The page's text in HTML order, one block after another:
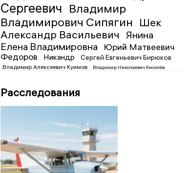
Сергеевич Владимир
Владимирович Сипягин Шек
Александр Васильевич
Янина
Елена Владимировна
Юрий Матвеевич
Федоров
Никандр Сергей Евгеньевич Бирюков
Владимир Алексеевич Куимов Владимир Николаевич Киселёв
Расследования